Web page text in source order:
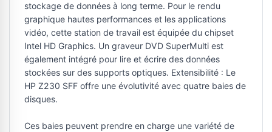
stockage de données à long terme. Pour le rendu
graphique hautes performances et les applications
vidéo, cette station de travail est équipée du chipset
Intel HD Graphics. Un graveur DVD SuperMulti est
également intégré pour lire et écrire des données
stockées sur des supports optiques. Extensibilité : Le
HP Z230 SFF offre une évolutivité avec quatre baies de
disques.
Ces baies peuvent prendre en charge une variété de